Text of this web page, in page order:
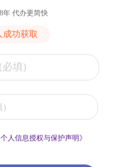
年 代办更简快
成功获取
个人信息授权与保护声明》
6小时前